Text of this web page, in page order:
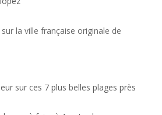
la ville française originale de
sur ces 7 plus belles plages près